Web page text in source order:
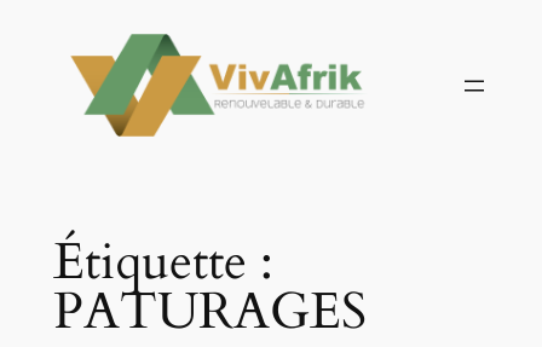
contenu
Étiquette :
PATURAGES